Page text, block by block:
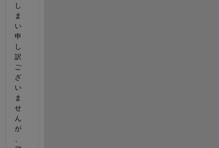
し
ま
い
申
し
訳
ご
ざ
い
ま
せ
ん
が